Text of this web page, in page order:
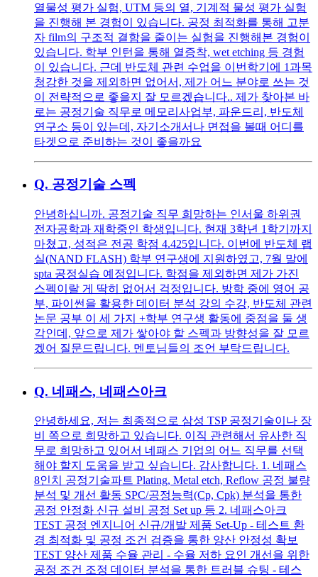
열물성 평가 실험, UTM 등의 열, 기계적 물성 평가 실험
을 진행해 본 경험이 있습니다. 공정 최적화를 통해 고분
자 film의 구조적 결함을 줄이는 실험을 진행해본 경험이
있습니다. 학부 인턴을 통해 열증착, wet etching 등 경험
이 있습니다. 근데 반도체 관련 수업을 이번학기에 1과목
청강한 것을 제외하면 없어서, 제가 어느 분야로 쓰는 것
이 전략적으로 좋을지 잘 모르겠습니다.. 제가 찾아본 바
로는 공정기술 직무로 메모리사업부, 파운드리, 반도체
연구소 등이 있는데, 자기소개서나 면접을 볼때 어디를
타겟으로 준비하는 것이 좋을까요
Q. 공정기술 스펙
안녕하십니까. 공정기술 직무 희망하는 인서울 하위권
전자공학과 재학중인 학생입니다. 현재 3학년 1학기까지
마쳤고, 성적은 전공 학점 4.425입니다. 이번에 반도체 랩
실(NAND FLASH) 학부 연구생에 지원하였고, 7월 말에
spta 공정실습 예정입니다. 학점을 제외하면 제가 가진
스펙이랄 게 딱히 없어서 걱정입니다. 방학 중에 영어 공
부, 파이썬을 활용한 데이터 분석 강의 수강, 반도체 관련
논문 공부 이 세 가지 +학부 연구생 활동에 중점을 둘 생
각인데, 앞으로 제가 쌓아야 할 스펙과 방향성을 잘 모르
겠어 질문드립니다. 멘토님들의 조언 부탁드립니다.
Q. 네패스, 네패스아크
안녕하세요, 저는 최종적으로 삼성 TSP 공정기술이나 장
비 쪽으로 희망하고 있습니다. 이직 관련해서 유사한 직
무로 희망하고 있어서 네패스 기업의 어느 직무를 선택
해야 할지 도움을 받고 싶습니다. 감사합니다. 1. 네패스
8인치 공정기술파트 Plating, Metal etch, Reflow 공정 불량
분석 및 개선 활동 SPC/공정능력(Cp, Cpk) 분석을 통한
공정 안정화 신규 설비 공정 Set up 등 2. 네패스아크
TEST 공정 엔지니어 신규/개발 제품 Set-Up - 테스트 환
경 최적화 및 공정 조건 검증을 통한 양산 안정성 확보
TEST 양산 제품 수율 관리 - 수율 저하 요인 개선을 위한
공정 조건 조정 데이터 분석을 통한 트러블 슈팅 - 테스